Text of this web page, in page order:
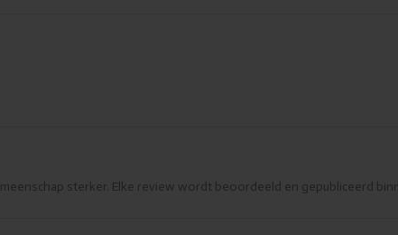
sterker. Elke review wordt beoordeeld en gepubliceerd